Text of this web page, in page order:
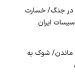
نفت در جنگ/ خسارت
ایران
ماندن/ شوک به